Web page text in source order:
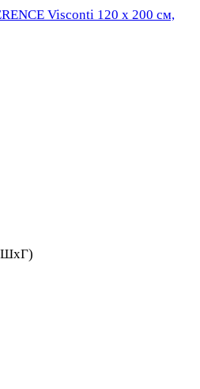
Visconti 120 х 200 см,
(ШхГ)